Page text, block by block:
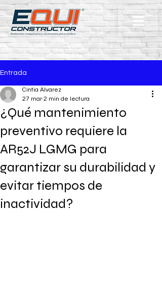
Entrada
¿Qué mantenimiento
preventivo requiere la
AR52J LGMG para
garantizar su durabilidad y
evitar tiempos de
inactividad?
Cintia Alvarez
27 mar 2 min de lectura